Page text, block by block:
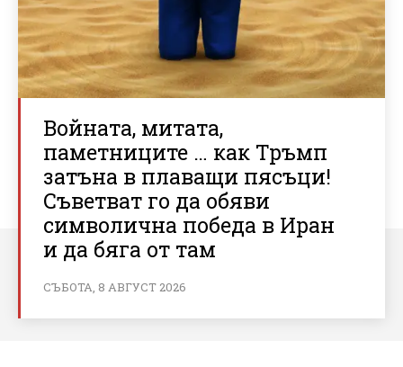
Войната, митата,
паметниците … как Тръмп
затъна в плаващи пясъци!
Съветват го да обяви
символична победа в Иран
и да бяга от там
СЪБОТА, 8 АВГУСТ 2026